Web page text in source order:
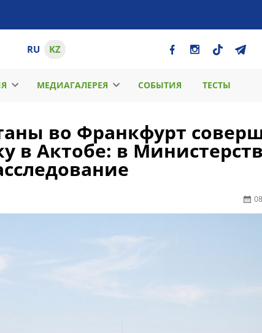
RU KZ
МЕДИАГАЛЕРЕЯ СОБЫТИЯ ТЕСТЫ
во Франкфурт
в Актобе: в